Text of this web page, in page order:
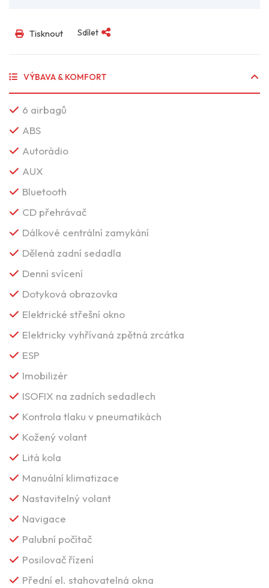
Tisknout Sdílet
VÝBAVA & KOMFORT
6 airbagů
ABS
Autorádio
AUX
Bluetooth
CD přehrávač
Dálkové centrální zamykání
Dělená zadní sedadla
Denní svícení
Dotyková obrazovka
Elektrické střešní okno
Elektricky vyhřívaná zpětná zrcátka
ESP
Imobilizér
ISOFIX na zadních sedadlech
Kontrola tlaku v pneumatikách
Kožený volant
Litá kola
Manuální klimatizace
Nastavitelný volant
Navigace
Palubní počítač
Posilovač řízení
Přední el. stahovatelná okna